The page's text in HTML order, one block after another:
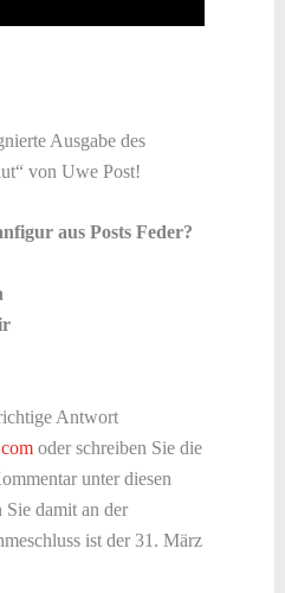
Ausgabe des
von Uwe Post!
aus Posts Feder?
Antwort
oder schreiben Sie die
unter diesen
damit an der
ist der 31. März